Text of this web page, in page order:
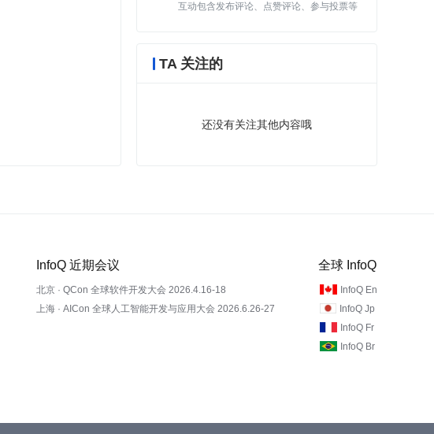
互动包含发布评论、点赞评论、参与投票等
TA 关注的
还没有关注其他内容哦
InfoQ 近期会议
北京 · QCon 全球软件开发大会 2026.4.16-18
上海 · AICon 全球人工智能开发与应用大会 2026.6.26-27
全球 InfoQ
InfoQ En
InfoQ Jp
InfoQ Fr
InfoQ Br